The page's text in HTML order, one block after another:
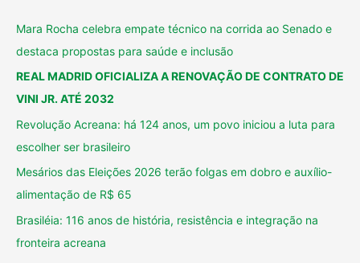
Mara Rocha celebra empate técnico na corrida ao Senado e
destaca propostas para saúde e inclusão
REAL MADRID OFICIALIZA A RENOVAÇÃO DE CONTRATO DE
VINI JR. ATÉ 2032
Revolução Acreana: há 124 anos, um povo iniciou a luta para
escolher ser brasileiro
Mesários das Eleições 2026 terão folgas em dobro e auxílio-
alimentação de R$ 65
Brasiléia: 116 anos de história, resistência e integração na
fronteira acreana